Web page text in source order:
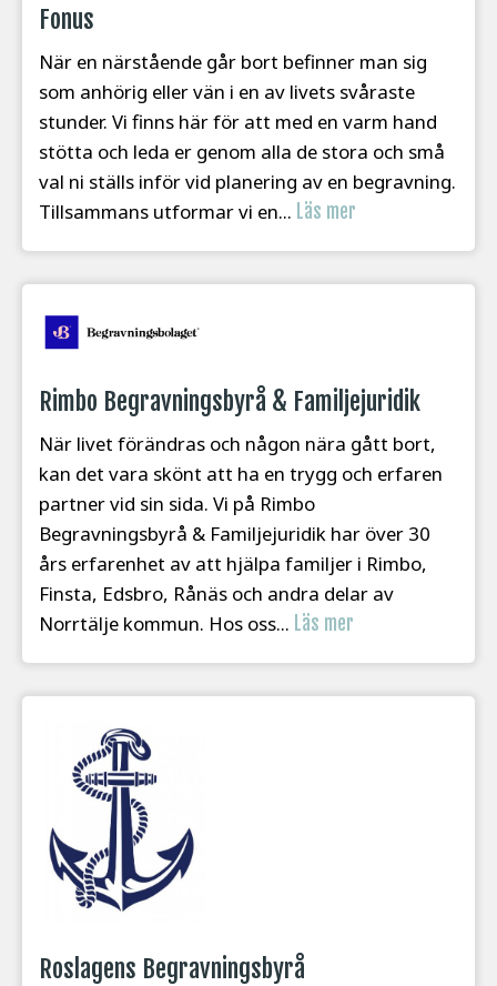
Fonus
När en närstående går bort befinner man sig
som anhörig eller vän i en av livets svåraste
stunder. Vi finns här för att med en varm hand
stötta och leda er genom alla de stora och små
val ni ställs inför vid planering av en begravning.
Tillsammans utformar vi en... Läs mer
Rimbo Begravningsbyrå & Familjejuridik
När livet förändras och någon nära gått bort,
kan det vara skönt att ha en trygg och erfaren
partner vid sin sida. Vi på Rimbo
Begravningsbyrå & Familjejuridik har över 30
års erfarenhet av att hjälpa familjer i Rimbo,
Finsta, Edsbro, Rånäs och andra delar av
Norrtälje kommun. Hos oss... Läs mer
Roslagens Begravningsbyrå